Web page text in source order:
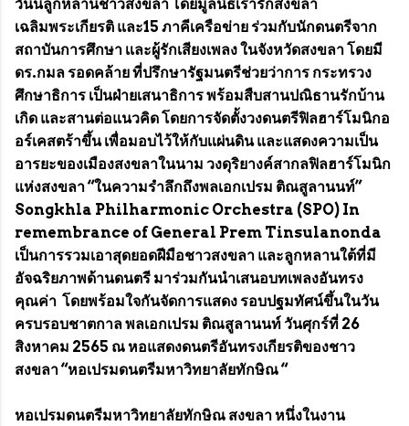
วันนี้ลูกหลานชาวสงขลา โดยมูลนิธิเรารักสงขลา
เฉลิมพระเกียรติ และ15 ภาคีเครือข่าย ร่วมกับนักดนตรีจาก
สถาบันการศึกษา เเละผู้รักเสียงเพลง ในจังหวัดสงขลา โดยมี
ดร.กมล รอดคล้าย ที่ปรึกษารัฐมนตรีช่วยว่าการ กระทรวง
ศึกษาธิการ เป็นฝ่ายเสนาธิการ พร้อมสืบสานปณิธานรักบ้าน
เกิด และสานต่อแนวคิด โดยการจัดตั้งวงดนตรีฟิลฮาร์โมนิกอ
อร์เคสตร้าขึ้น เพื่อมอบไว้ให้กับเเผ่นดิน และแสดงความเป็น
อารยะของเมืองสงขลาในนาม วงดุริยางค์สากลฟิลฮาร์โมนิก
แห่งสงขลา “ในความรำลึกถึงพลเอกเปรม ติณสูลานนท์”
Songkhla Philharmonic Orchestra (SPO) In
remembrance of General Prem Tinsulanonda
เป็นการรวมเอาสุดยอดฝีมือชาวสงขลา และลูกหลานใต้ที่มี
อัจฉริยภาพด้านดนตรี มาร่วมกันนำเสนอบทเพลงอันทรง
คุณค่า โดยพร้อมใจกันจัดการแสดง รอบปฐมทัศน์ขึ้นในวัน
ครบรอบชาตกาล พลเอกเปรม ติณสูลานนท์ วันศุกร์ที่ 26
สิงหาคม 2565 ณ หอแสดงดนตรีอันทรงเกียรติของชาว
สงขลา “หอเปรมดนตรีมหาวิทยาลัยทักษิณ “
หอเปรมดนตรีมหาวิทยาลัยทักษิณ สงขลา หนึ่งในงาน